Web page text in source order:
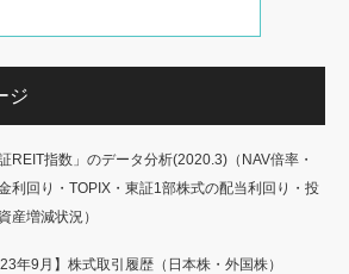
ジ
証REIT指数」のデータ分析(2020.3)（NAV倍率・
利回り・TOPIX・東証1部株式の配当利回り・投
産増減状況）
年9月】株式取引履歴（日本株・外国株）